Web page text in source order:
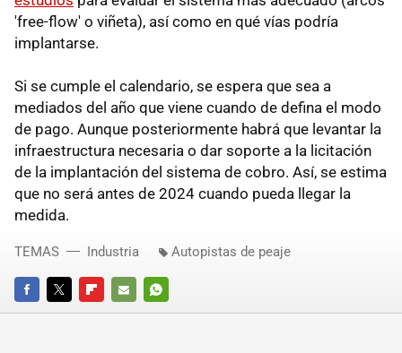
'free-flow' o viñeta), así como en qué vías podría
implantarse.
Si se cumple el calendario, se espera que sea a
mediados del año que viene cuando de defina el modo
de pago. Aunque posteriormente habrá que levantar la
infraestructura necesaria o dar soporte a la licitación
de la implantación del sistema de cobro. Así, se estima
que no será antes de 2024 cuando pueda llegar la
medida.
FACEBOOKTWITTERFLIPBOARD
E-
WHATSAPP
TEMAS Industria Autopistas de peaje